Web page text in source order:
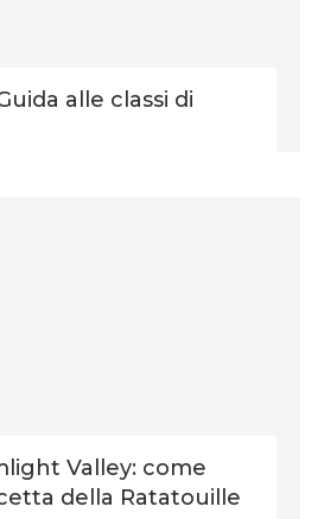
alle classi di
Valley: come
della Ratatouille